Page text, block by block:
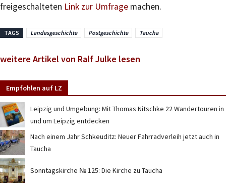
freigeschalteten Link zur Umfrage machen.
TAGS Landesgeschichte Postgeschichte Taucha
weitere Artikel von Ralf Julke lesen
Empfohlen auf LZ
Leipzig und Umgebung: Mit Thomas Nitschke 22 Wandertouren in
und um Leipzig entdecken
Nach einem Jahr Schkeuditz: Neuer Fahrradverleih jetzt auch in
Taucha
Sonntagskirche № 125: Die Kirche zu Taucha